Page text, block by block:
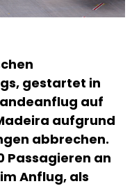
gestartet in
auf
aufgrund
abbrechen.
Passagieren an
Anflug, als